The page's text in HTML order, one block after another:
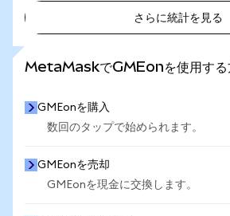
さらに統計を見る
MetaMaskでGMEonを使用する
GMEonを購入
数回のタップで始められます。
GMEonを売却
GMEonを現金に交換します。